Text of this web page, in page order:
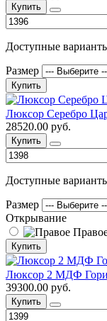
Купить
Доступные
Размер
Купить
Люксор Серебро
28520.00 руб.
Купить
Доступные
Размер
Открывание
Купить
Люксор 2 МДФ
39300.00 руб.
Купить